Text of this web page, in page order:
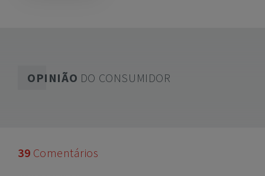
OPINIÃO DO CONSUMIDOR
39 Comentários